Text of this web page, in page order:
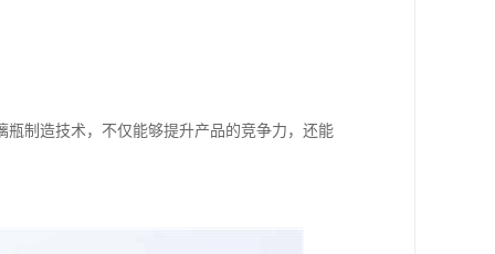
制造技术，不仅能够提升产品的竞争力，还能